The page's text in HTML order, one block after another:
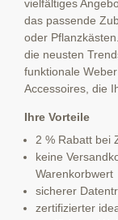
vielfältiges
das passende
oder
die neusten
funktionale
Accessoires, die
Ihre Vorteile
2 % Rabatt bei
keine
Warenkorbwert
sicherer
zertifizierter